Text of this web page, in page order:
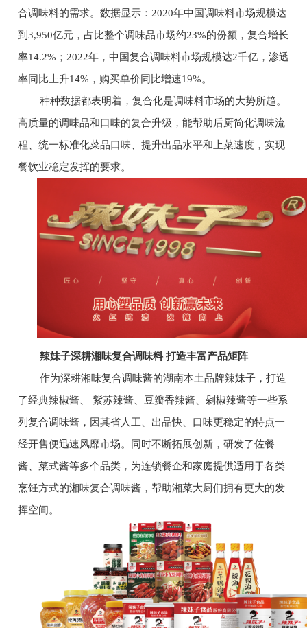
合调味料的需求。数据显示：2020年中国调味料市场规模达
到3,950亿元，占比整个调味品市场约23%的份额，复合增长
率14.2%；2022年，中国复合调味料市场规模达2千亿，渗透
率同比上升14%，购买单价同比增速19%。
种种数据都表明着，复合化是调味料市场的大势所趋。
高质量的调味品和口味的复合升级，能帮助后厨简化调味流
程、统一标准化菜品口味、提升出品水平和上菜速度，实现
餐饮业稳定发挥的要求。
辣妹子深耕湘味复合调味料 打造丰富产品矩阵
作为深耕湘味复合调味酱的湖南本土品牌辣妹子，打造
了经典辣椒酱、 紫苏辣酱、豆瓣香辣酱、剁椒辣酱等一些系
列复合调味酱，因其省人工、出品快、口味更稳定的特点一
经开售便迅速风靡市场。同时不断拓展创新，研发了佐餐
酱、菜式酱等多个品类，为连锁餐企和家庭提供适用于各类
烹饪方式的湘味复合调味酱，帮助湘菜大厨们拥有更大的发
挥空间。